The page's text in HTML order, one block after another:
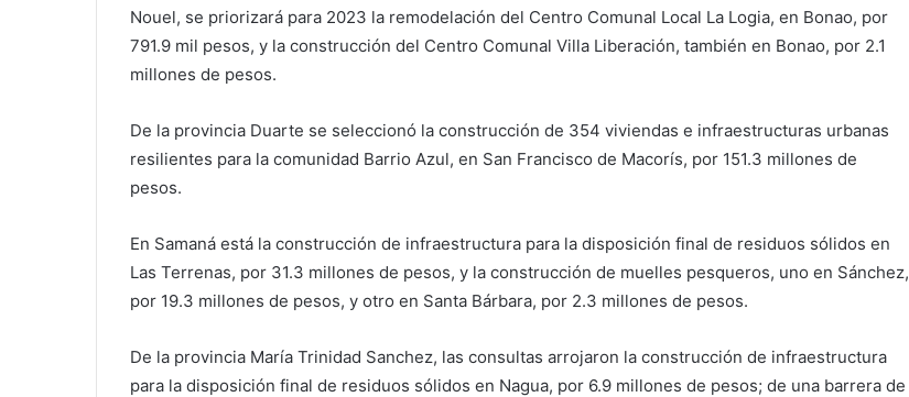
Nouel, se priorizará para 2023 la remodelación del Centro Comunal Local La Logia, en Bonao, por
791.9 mil pesos, y la construcción del Centro Comunal Villa Liberación, también en Bonao, por 2.1
millones de pesos.
De la provincia Duarte se seleccionó la construcción de 354 viviendas e infraestructuras urbanas
resilientes para la comunidad Barrio Azul, en San Francisco de Macorís, por 151.3 millones de
pesos.
En Samaná está la construcción de infraestructura para la disposición final de residuos sólidos en
Las Terrenas, por 31.3 millones de pesos, y la construcción de muelles pesqueros, uno en Sánchez,
por 19.3 millones de pesos, y otro en Santa Bárbara, por 2.3 millones de pesos.
De la provincia María Trinidad Sanchez, las consultas arrojaron la construcción de infraestructura
para la disposición final de residuos sólidos en Nagua, por 6.9 millones de pesos; de una barrera de